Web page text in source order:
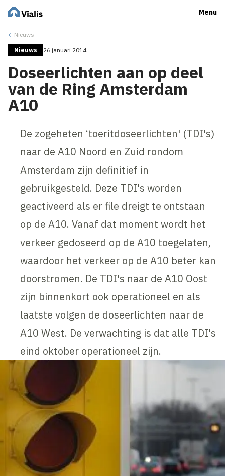
Menu
Nieuws
Nieuws 26 januari 2014
Doseerlichten aan op deel
van de Ring Amsterdam
A10
De zogeheten ‘toeritdoseerlichten' (TDI's)
naar de A10 Noord en Zuid rondom
Amsterdam zijn definitief in
gebruikgesteld. Deze TDI's worden
geactiveerd als er file dreigt te ontstaan
op de A10. Vanaf dat moment wordt het
verkeer gedoseerd op de A10 toegelaten,
waardoor het verkeer op de A10 beter kan
doorstromen. De TDI's naar de A10 Oost
zijn binnenkort ook operationeel en als
laatste volgen de doseerlichten naar de
A10 West. De verwachting is dat alle TDI's
eind oktober operationeel zijn.
Sluiten